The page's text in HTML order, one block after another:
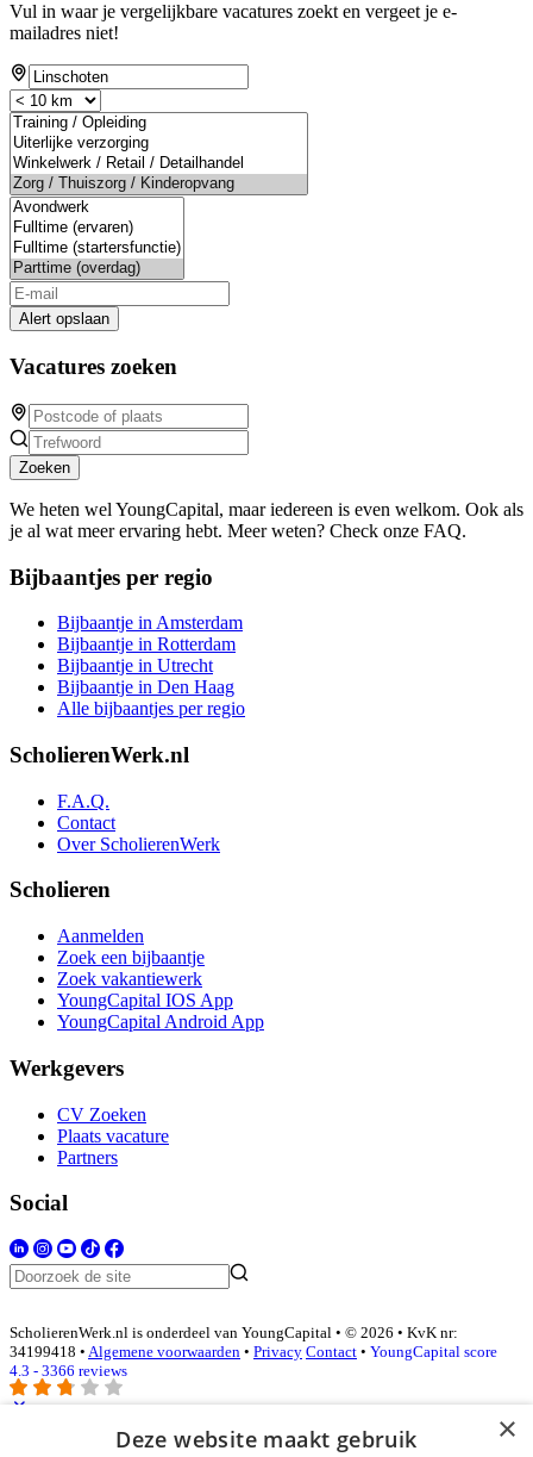
Vul in waar je vergelijkbare vacatures zoekt en vergeet je e-
mailadres niet!
Alert opslaan
Vacatures zoeken
Zoeken
We heten wel YoungCapital, maar iedereen is even welkom. Ook als
je al wat meer ervaring hebt. Meer weten? Check onze FAQ.
Bijbaantjes per regio
Bijbaantje in Amsterdam
Bijbaantje in Rotterdam
Bijbaantje in Utrecht
Bijbaantje in Den Haag
Alle bijbaantjes per regio
ScholierenWerk.nl
F.A.Q.
Contact
Over ScholierenWerk
Scholieren
Aanmelden
Zoek een bijbaantje
Zoek vakantiewerk
YoungCapital IOS App
YoungCapital Android App
Werkgevers
CV Zoeken
Plaats vacature
Partners
Social
ScholierenWerk.nl is onderdeel van YoungCapital • © 2026 • KvK nr:
34199418 • Algemene voorwaarden • Privacy Contact • YoungCapital score
4.3 - 3366 reviews
×
Deze website maakt gebruik